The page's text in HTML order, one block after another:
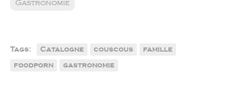
Gastronomie
Tags: Catalogne couscous
famille
foodporn
gastronomie